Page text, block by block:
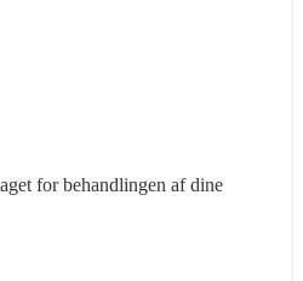
for behandlingen af dine